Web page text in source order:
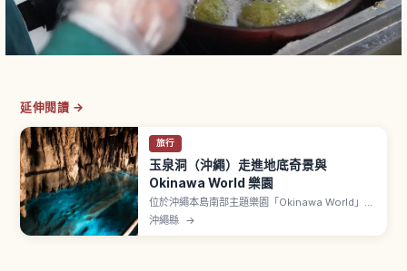
延伸閱讀 →
旅行
玉泉洞（沖繩）走進地底奇景與
Okinawa World 樂園
位於沖繩本島南部主題樂園「Okinawa World」內
的玉泉洞，是全長超過5公里、其中約890公尺對
外開放的巨大鐘乳石洞。文章介紹壯觀的鐘乳石
沖繩縣 →